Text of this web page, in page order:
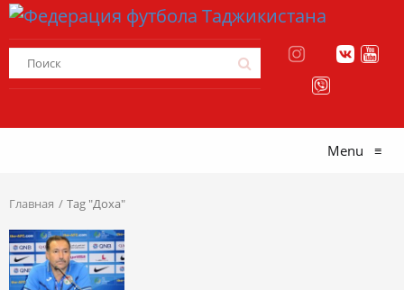
Menu ≡
Главная Tag "Доха"